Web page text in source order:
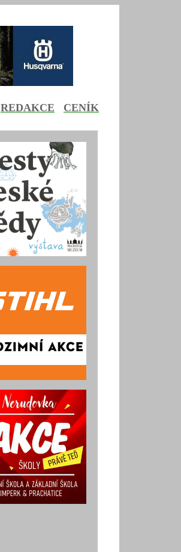
REDAKCE CENÍK